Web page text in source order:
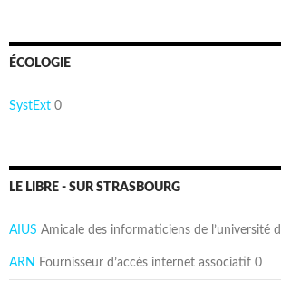
ÉCOLOGIE
SystExt 0
LE LIBRE - SUR STRASBOURG
AIUS Amicale des informaticiens de l’université
ARN Fournisseur d’accès internet associatif 0